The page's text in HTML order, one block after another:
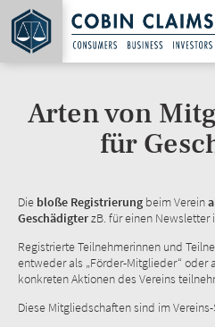
Direkt
zum
Inhalt
Arten von
für
Die bloße Registrierung beim Verein
GeschädigterzB. für einen Newsletter
Registrierte Teilnehmerinnen und
entweder als „Förder-Mitglieder“ oder
konkreten Aktionen des Vereins
Diese Mitgliedschaften sind im